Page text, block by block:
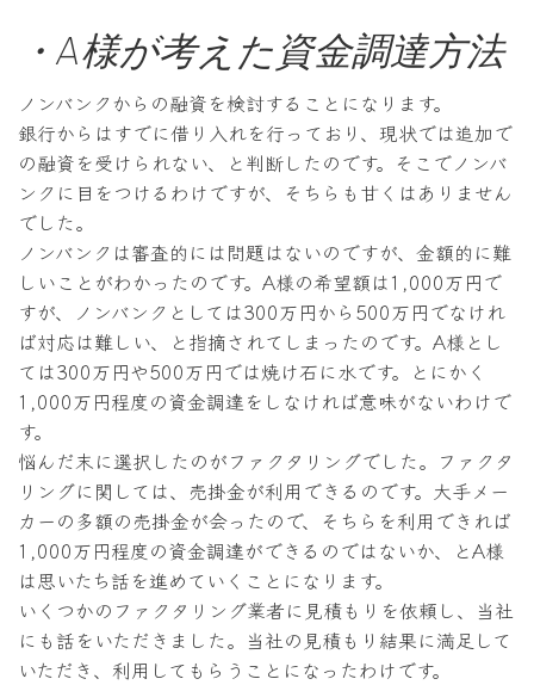
・A様が考えた資金調達方法
ノンバンクからの融資を検討することになります。
銀行からはすでに借り入れを行っており、現状では追加で
の融資を受けられない、と判断したのです。そこでノンバ
ンクに目をつけるわけですが、そちらも甘くはありません
でした。
ノンバンクは審査的には問題はないのですが、金額的に難
しいことがわかったのです。A様の希望額は1,000万円で
すが、ノンバンクとしては300万円から500万円でなけれ
ば対応は難しい、と指摘されてしまったのです。A様とし
ては300万円や500万円では焼け石に水です。とにかく
1,000万円程度の資金調達をしなければ意味がないわけで
す。
悩んだ末に選択したのがファクタリングでした。ファクタ
リングに関しては、売掛金が利用できるのです。大手メー
カーの多額の売掛金が会ったので、そちらを利用できれば
1,000万円程度の資金調達ができるのではないか、とA様
は思いたち話を進めていくことになります。
いくつかのファクタリング業者に見積もりを依頼し、当社
にも話をいただきました。当社の見積もり結果に満足して
いただき、利用してもらうことになったわけです。